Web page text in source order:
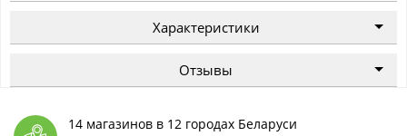
Характеристики
Отзывы
14 магазинов в 12 городах Беларуси